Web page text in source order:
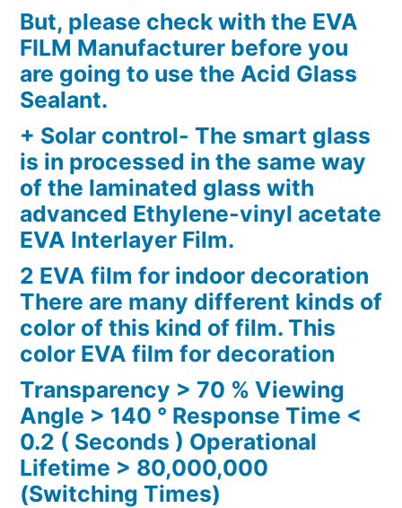
But, please check with the EVA
FILM Manufacturer before you
are going to use the Acid Glass
Sealant.
+ Solar control- The smart glass
is in processed in the same way
of the laminated glass with
advanced Ethylene-vinyl acetate
EVA Interlayer Film.
2 EVA film for indoor decoration
There are many different kinds of
color of this kind of film. This
color EVA film for decoration
Transparency > 70 % Viewing
Angle > 140 ° Response Time <
0.2 ( Seconds ) Operational
Lifetime > 80,000,000
(Switching Times)